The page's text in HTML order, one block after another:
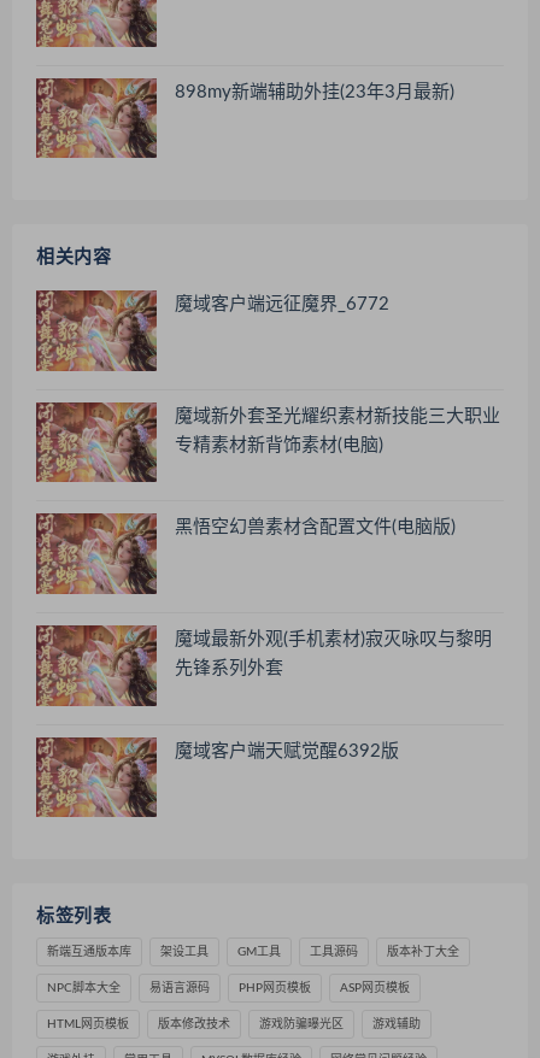
898my新端辅助外挂(23年3月最新)
相关内容
魔域客户端远征魔界_6772
魔域新外套圣光耀织素材新技能三大职业
专精素材新背饰素材(电脑)
黑悟空幻兽素材含配置文件(电脑版)
魔域最新外观(手机素材)寂灭咏叹与黎明
先锋系列外套
魔域客户端天赋觉醒6392版
标签列表
新端互通版本库 架设工具 GM工具 工具源码 版本补丁大全
NPC脚本大全 易语言源码 PHP网页模板 ASP网页模板
HTML网页模板 版本修改技术 游戏防骗曝光区 游戏辅助